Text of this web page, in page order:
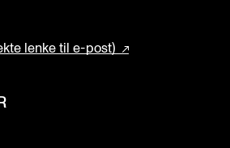
lenke til e-post)